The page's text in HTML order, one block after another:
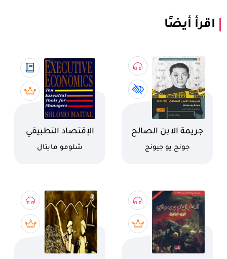
اقرأ أيضًا
اسم الكتاب
جريمة الابن الصالح
كاتب
جونج يو جيونج
اسم الكتاب
الإقتصاد التطبيقي
كاتب
شلومو مايتال